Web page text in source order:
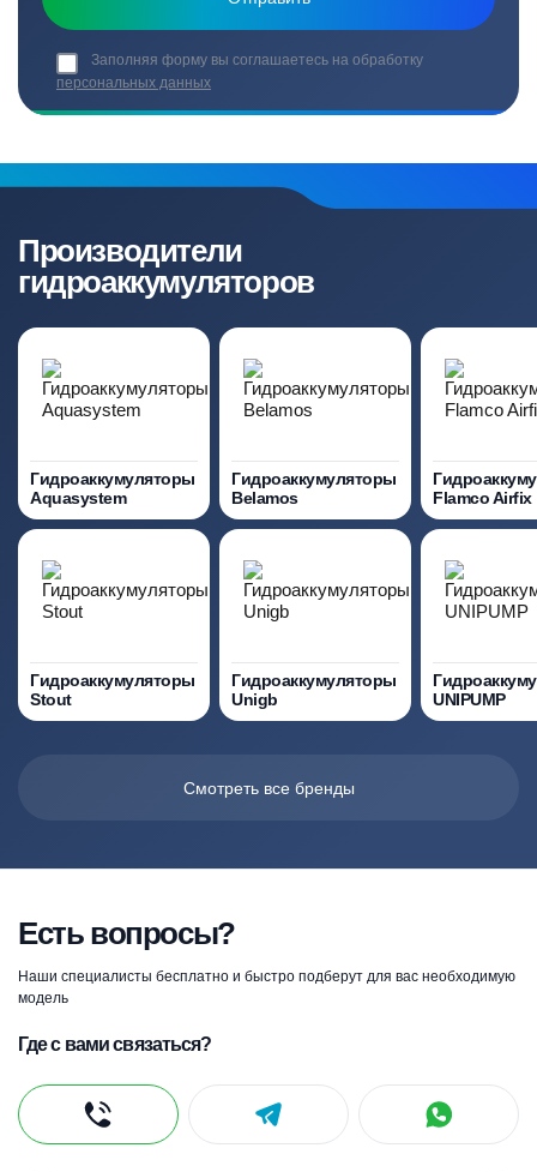
Заполняя форму вы соглашаетесь на обработку
персональных данных
Производители
гидроаккумуляторов
Гидроаккумуляторы
Aquasystem
Гидроаккумуляторы
Belamos
Flamco Airfix
Гидроаккумуляторы
Stout
Гидроаккумуляторы
Unigb
UNIPUMP
Смотреть все бренды
Есть вопросы?
Наши специалисты бесплатно и быстро подберут для вас необходимую
модель
Где с вами связаться?